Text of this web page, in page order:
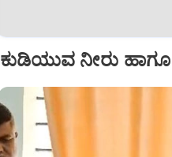
ಕುಡಿಯುವ ನೀರು ಹಾಗೂ